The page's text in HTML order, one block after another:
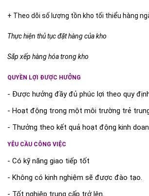
+ Theo dõi số lượng tồn kho tối thiểu hàng
Thực hiện thủ tục đặt hàng của kho
Sắp xếp hàng hóa trong kho
QUYỀN LỢI ĐƯỢC HƯỞNG
- Được hưởng đầy đủ phúc lợi theo quy
- Hoạt động trong một môi trường trẻ
- Thưởng theo kết quả hoạt động kinh
YÊU CẦU CÔNG VIỆC
- Có kỹ năng giao tiếp tốt
- Không có kinh nghiệm sẽ được đào tạo.
- Tốt nghiệp trung cấp trở lên.